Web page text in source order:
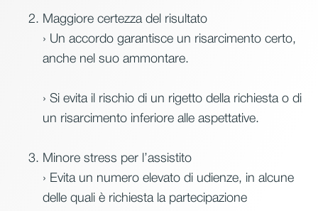
Maggiore certezza del risultato
› Un accordo garantisce un risarcimento certo,
anche nel suo ammontare.
› Si evita il rischio di un rigetto della richiesta o di
un risarcimento inferiore alle aspettative.
Minore stress per l’assistito
› Evita un numero elevato di udienze, in alcune
delle quali è richiesta la partecipazione